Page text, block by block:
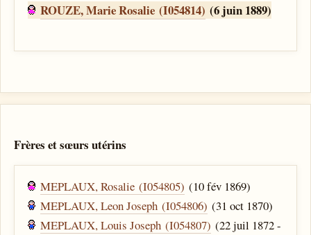
ROUZE, Marie Rosalie (I054814) (6 juin 1889)
Frères et sœurs utérins
MEPLAUX, Rosalie (I054805) (10 fév 1869)
MEPLAUX, Leon Joseph (I054806) (31 oct 1870)
MEPLAUX, Louis Joseph (I054807) (22 juil 1872 -